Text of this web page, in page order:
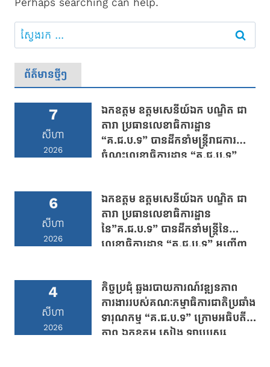
ស្វែងរក៖
ព័ត៌មានថ្មីៗ
7
សីហា
2026
ឯកឧត្តម ឧត្តមសេនីយ៍ឯក បណ្ឌិត ជា
តារា ប្រធានលេខាធិការដ្ឋាន
“គ.ជ.ប.ទ” បានដឹកនាំមន្រ្តីរាជការ
ចំណុះលេខាធិការដ្ឋាន “គ.ជ.ប.ទ”
វាលវែង ខេត្តពោធិ៍សាត់
6
សីហា
2026
ឯកឧត្តម ឧត្តមសេនីយ៍ឯក បណ្ឌិត ជា
តារា ប្រធានលេខាធិការដ្ឋាន
នៃ”គ.ជ.ប.ទ” បានដឹកនាំមន្រ្តីនៃ
លេខាធិការដ្ឋាន “គ.ជ.ប.ទ” អញ្ជើញ
ឧត្តម នាយឧត្តមសេនីយ៍ សាស្រ្តាចារ្យ
ឯក មនោសែន ប្រធានបណ្ឌិត្យសភា
នគរបាលកម្ពុជា
4
សីហា
2026
កិច្ចប្រជុំ ឆ្លងរបាយការណ៍វឌ្ឍនភាព
ការងាររបស់គណៈកម្មាធិការជាតិប្រឆាំង
ទារុណកម្ម “គ.ជ.ប.ទ” ក្រោមអធិបតី
ភាព ឯកឧត្តម សៀង ឡាប្រេស្ស